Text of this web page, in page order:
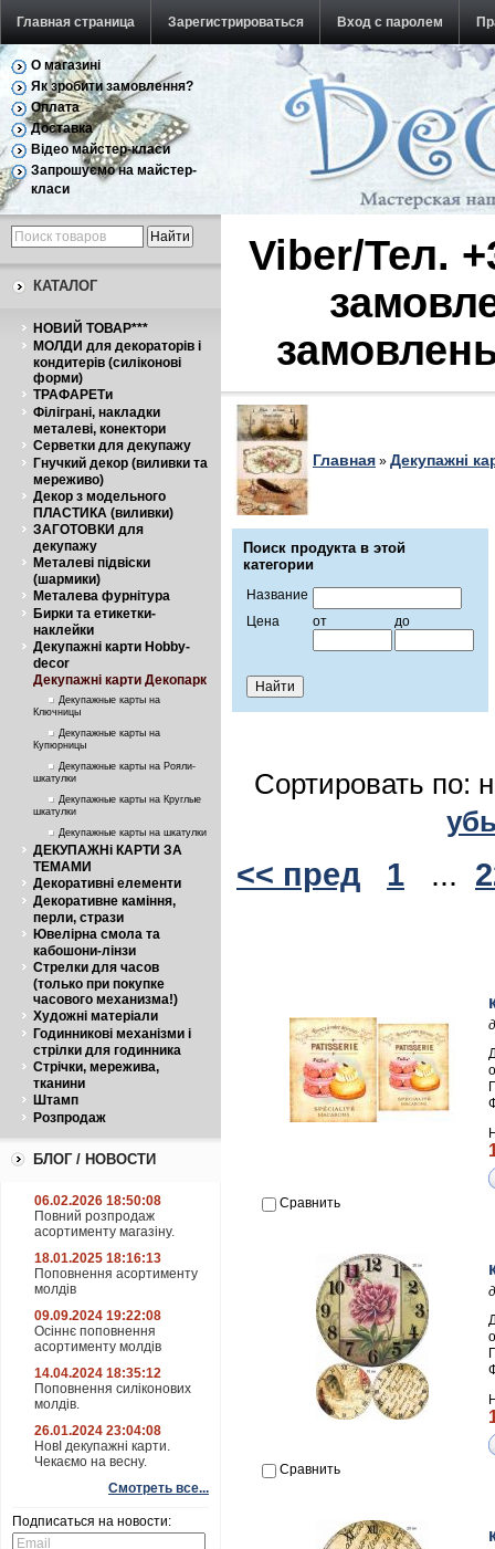
Главная страница Зарегистрироваться Вход с паролем
Обратная связь
О магазині
Як зробити замовлення?
Оплата
Доставка
Відео майстер-класи
Запрошуємо на майстер-
класи
КАТАЛОГ
НОВИЙ ТОВАР***
МОЛДИ для декораторів і
кондитерів (силіконові
форми)
ТРАФАРЕТи
Філіграні, накладки
металеві, конектори
Серветки для декупажу
Гнучкий декор (виливки та
мереживо)
Декор з модельного
ПЛАСТИКА (виливки)
ЗАГОТОВКИ для
декупажу
Металеві підвіски
(шармики)
Металева фурнітура
Бирки та етикетки-
наклейки
Декупажні карти Hobby-
decor
Декупажні карти Декопарк
Декупажные карты на
Ключницы
Декупажные карты на
Купюрницы
Декупажные карты на Рояли-
шкатулки
Декупажные карты на Круглые
шкатулки
Декупажные карты на шкатулки
ДЕКУПАЖНі КАРТИ ЗА
ТЕМАМИ
Декоративні елементи
Декоративне каміння,
перли, стрази
Ювелірна смола та
кабошони-лінзи
Стрелки для часов
(только при покупке
часового механизма!)
Художні матеріали
Годинникові механізми і
стрілки для годинника
Стрічки, мережива,
тканини
Штамп
Розпродаж
БЛОГ / НОВОСТИ
06.02.2026 18:50:08
Повний розпродаж
асортименту магазіну.
18.01.2025 18:16:13
Поповнення асортименту
молдів
09.09.2024 19:22:08
Осіннє поповнення
асортименту молдів
14.04.2024 18:35:12
Поповнення силіконових
молдів.
26.01.2024 23:04:08
НовІ декупажні карти.
Чекаємо на весну.
Смотреть все...
Подписаться на новости:
Viber/Тел.
Главная » Декупажні
Поиск продукта в этой
категории
Название
Цена
от до
Сортировать по:
<< пред 1 ...
Сравнить
Сравнить